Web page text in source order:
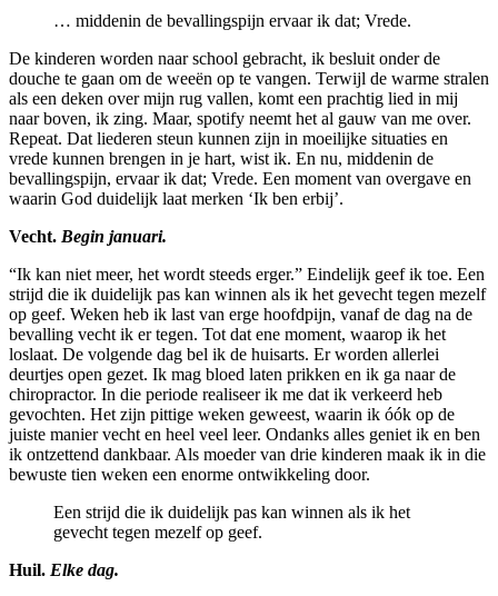
… middenin de bevallingspijn ervaar ik dat; Vrede.
De kinderen worden naar school gebracht, ik besluit onder de
douche te gaan om de weeën op te vangen. Terwijl de warme stralen
als een deken over mijn rug vallen, komt een prachtig lied in mij
naar boven, ik zing. Maar, spotify neemt het al gauw van me over.
Repeat. Dat liederen steun kunnen zijn in moeilijke situaties en
vrede kunnen brengen in je hart, wist ik. En nu, middenin de
bevallingspijn, ervaar ik dat; Vrede. Een moment van overgave en
waarin God duidelijk laat merken ‘Ik ben erbij’.
Vecht. Begin januari.
“Ik kan niet meer, het wordt steeds erger.” Eindelijk geef ik toe. Een
strijd die ik duidelijk pas kan winnen als ik het gevecht tegen mezelf
op geef. Weken heb ik last van erge hoofdpijn, vanaf de dag na de
bevalling vecht ik er tegen. Tot dat ene moment, waarop ik het
loslaat. De volgende dag bel ik de huisarts. Er worden allerlei
deurtjes open gezet. Ik mag bloed laten prikken en ik ga naar de
chiropractor. In die periode realiseer ik me dat ik verkeerd heb
gevochten. Het zijn pittige weken geweest, waarin ik óók op de
juiste manier vecht en heel veel leer. Ondanks alles geniet ik en ben
ik ontzettend dankbaar. Als moeder van drie kinderen maak ik in die
bewuste tien weken een enorme ontwikkeling door.
Een strijd die ik duidelijk pas kan winnen als ik het
gevecht tegen mezelf op geef.
Huil. Elke dag.